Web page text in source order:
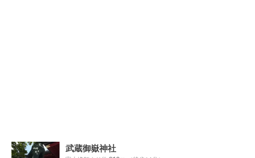
武蔵御嶽神社